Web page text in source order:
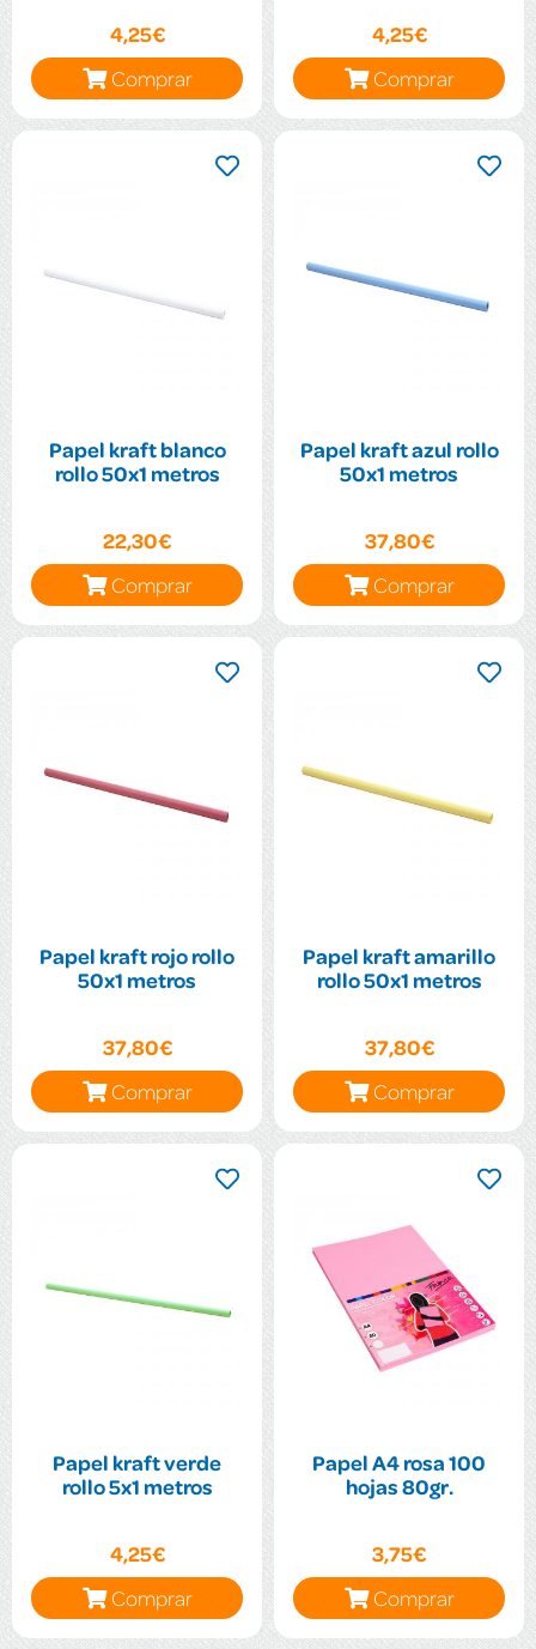
4,25€
Comprar
4,25€
Comprar
Papel kraft blanco
rollo 50x1 metros
22,30€
Comprar
Papel kraft azul rollo
50x1 metros
37,80€
Comprar
Papel kraft rojo rollo
50x1 metros
37,80€
Comprar
Papel kraft amarillo
rollo 50x1 metros
37,80€
Comprar
Papel kraft verde
rollo 5x1 metros
4,25€
Comprar
Papel A4 rosa 100
hojas 80gr.
3,75€
Comprar